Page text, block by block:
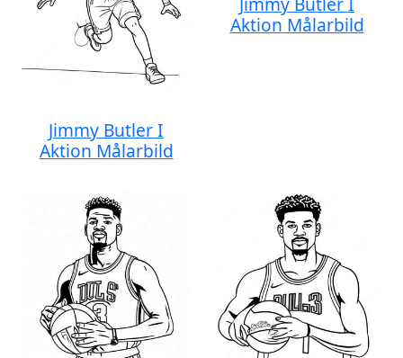
Jimmy Butler I
Aktion Målarbild
Aktion Målarbild